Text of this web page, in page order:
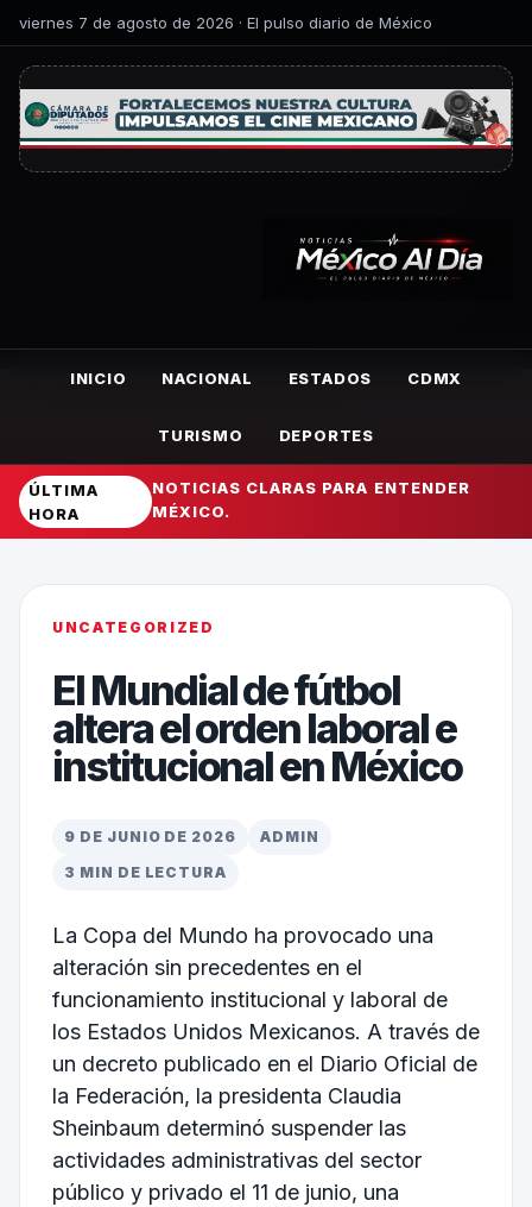
viernes 7 de agosto de 2026 · El pulso diario de México
INICIO NACIONAL ESTADOS CDMX
TURISMO DEPORTES
ÚLTIMA
HORA
NOTICIAS CLARAS PARA ENTENDER
MÉXICO.
UNCATEGORIZED
El Mundial de fútbol
altera el orden laboral e
institucional en México
9 DE JUNIO DE 2026
ADMIN
3 MIN DE LECTURA
La Copa del Mundo ha provocado una
alteración sin precedentes en el
funcionamiento institucional y laboral de
los Estados Unidos Mexicanos. A través de
un decreto publicado en el Diario Oficial de
la Federación, la presidenta Claudia
Sheinbaum determinó suspender las
actividades administrativas del sector
público y privado el 11 de junio, una